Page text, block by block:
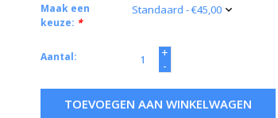
Maak een
keuze: *
Aantal:
+
-
TOEVOEGEN AAN WINKELWAGEN